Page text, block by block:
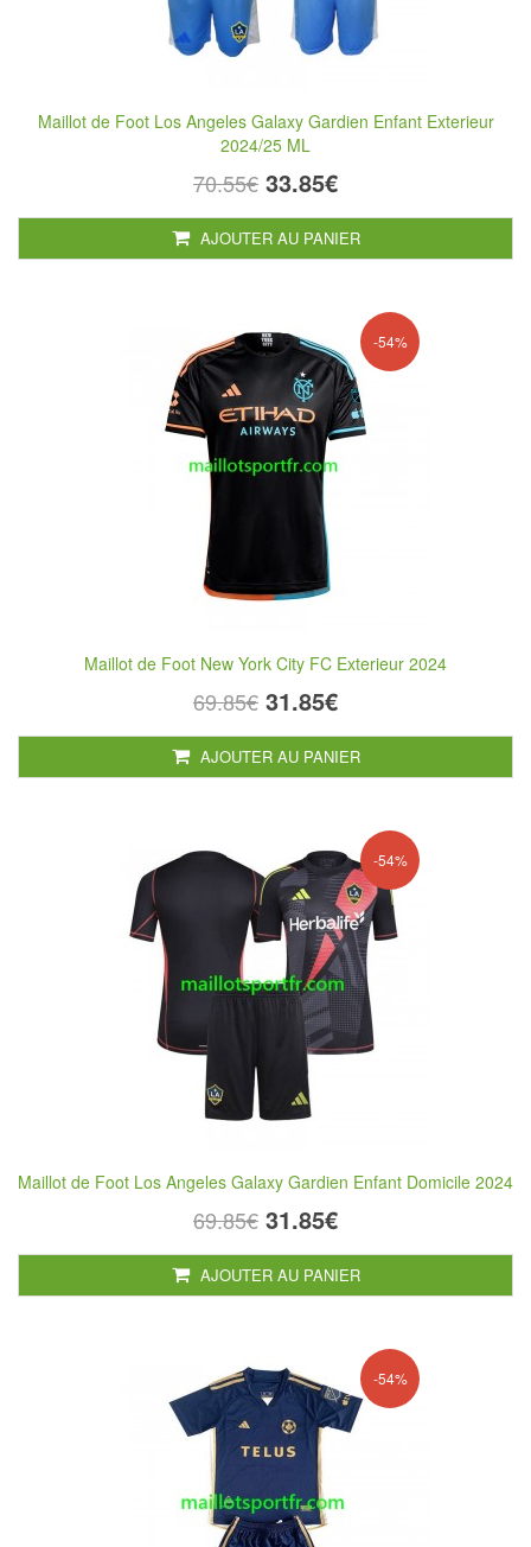
Maillot de Foot Los Angeles Galaxy Gardien Enfant Exterieur
2024/25 ML
70.55€ 33.85€
AJOUTER AU PANIER
-54%
Maillot de Foot New York City FC Exterieur 2024
69.85€ 31.85€
AJOUTER AU PANIER
-54%
Maillot de Foot Los Angeles Galaxy Gardien Enfant Domicile 2024
69.85€ 31.85€
AJOUTER AU PANIER
-54%